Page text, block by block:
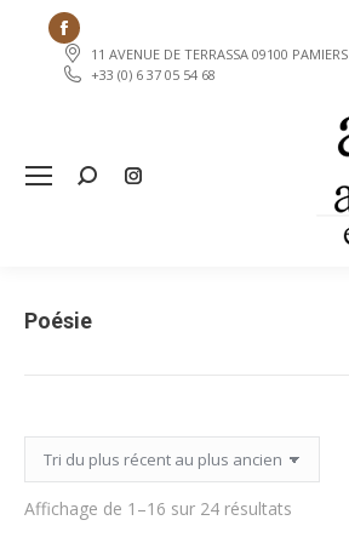
Facebook
page
opens
window
11 AVENUE DE TERRASSA 09100 PAMIERS
+33 (0) 6 37 05 54 68
Search:
Poésie
Affichage de 1–16 sur 24 résultats